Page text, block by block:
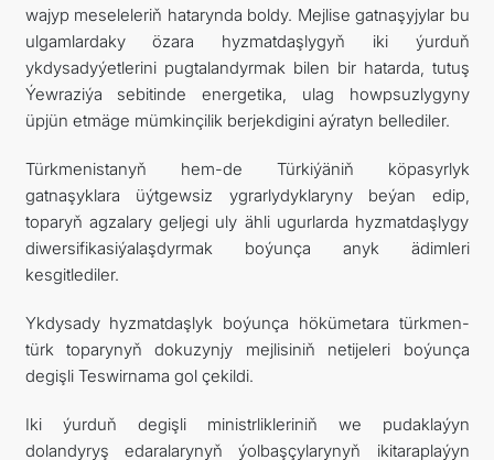
wajyp meseleleriň hatarynda boldy. Mejlise gatnaşyjylar bu
ulgamlardaky özara hyzmatdaşlygyň iki ýurduň
ykdysadyýetlerini pugtalandyrmak bilen bir hatarda, tutuş
Ýewraziýa sebitinde energetika, ulag howpsuzlygyny
üpjün etmäge mümkinçilik berjekdigini aýratyn bellediler.
Türkmenistanyň hem-de Türkiýäniň köpasyrlyk
gatnaşyklara üýtgewsiz ygrarlydyklaryny beýan edip,
toparyň agzalary geljegi uly ähli ugurlarda hyzmatdaşlygy
diwersifikasiýalaşdyrmak boýunça anyk ädimleri
kesgitlediler.
Ykdysady hyzmatdaşlyk boýunça hökümetara türkmen-
türk toparynyň dokuzynjy mejlisiniň netijeleri boýunça
degişli Teswirnama gol çekildi.
Iki ýurduň degişli ministrlikleriniň we pudaklaýyn
dolandyryş edaralarynyň ýolbaşçylarynyň ikitaraplaýyn